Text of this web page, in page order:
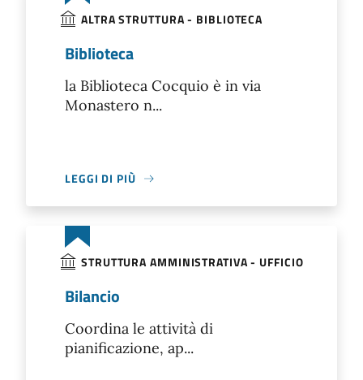
ALTRA STRUTTURA - BIBLIOTECA
Biblioteca
la Biblioteca Cocquio è in via
Monastero n...
LEGGI DI PIÙ
STRUTTURA AMMINISTRATIVA - UFFICIO
Bilancio
Coordina le attività di
pianificazione, ap...